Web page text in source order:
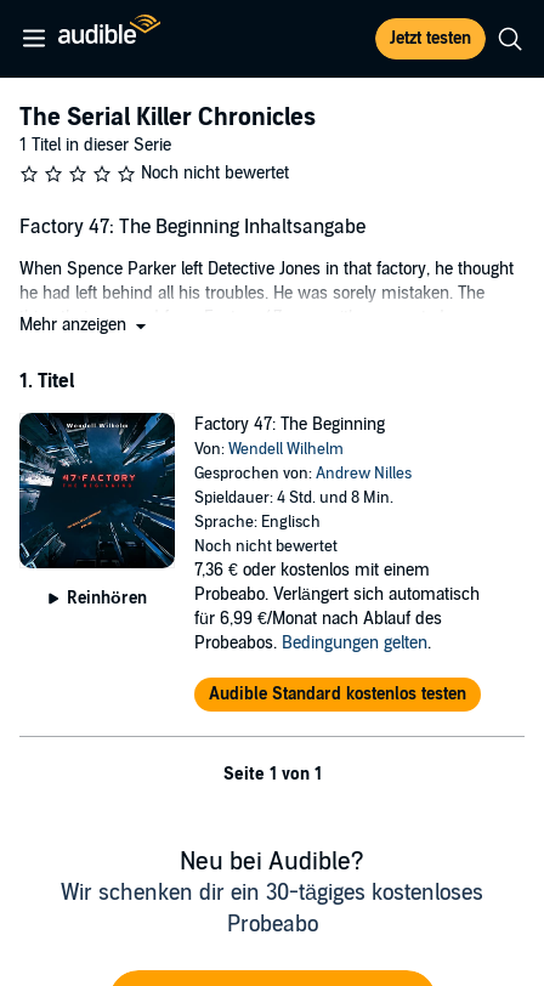
Jetzt testen
The Serial Killer Chronicles
1 Titel in dieser Serie
Noch nicht bewertet
Factory 47: The Beginning Inhaltsangabe
When Spence Parker left Detective Jones in that factory, he thought
he had left behind all his troubles. He was sorely mistaken. The
thing that emerged from Factory 47 was neither expected or
must overcome his desires and put the well-being of an entire city
before his own self-delusions and destroy the thing from Factory 47.
Only one problem faces him now: How do you stop creatures made
in hell, bent on total annihilation of the world?
©2009 Wendell (P)2022 Wendell Wilhelm
Mehr anzeigen
1. Titel
Reinhören
Factory 47: The Beginning
Von:Wendell Wilhelm
Gesprochen von:Andrew Nilles
Spieldauer: 4 Std. und 8 Min.
Sprache: Englisch
Noch nicht bewertet
7,36 € oder kostenlos mit einem
Probeabo. Verlängert sich automatisch
für 6,99 €/Monat nach Ablauf des
Probeabos. Bedingungen gelten.
Audible Standard kostenlos testen
Seite 1 von 1
Neu bei Audible?
Wir schenken dir ein 30-tägiges kostenloses
Probeabo